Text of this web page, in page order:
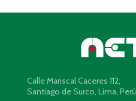
Calle Mariscal Caceres 112,
Santiago de Surco, Lima, Perú